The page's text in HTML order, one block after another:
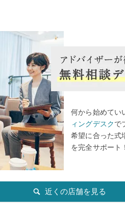
何から始めてい
ィングデスクで
希望に合った式
を完全サポート
近くの店舗を見る